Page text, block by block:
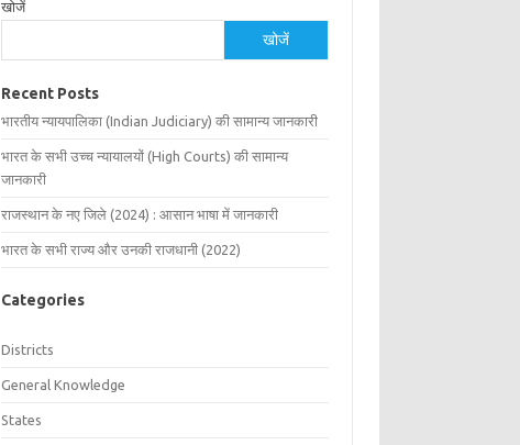
खोजें
खोजें
Recent Posts
भारतीय न्यायपालिका (Indian Judiciary) की सामान्य जानकारी
भारत के सभी उच्च न्यायालयों (High Courts) की सामान्य
जानकारी
राजस्थान के नए जिले (2024) : आसान भाषा में जानकारी
भारत के सभी राज्य और उनकी राजधानी (2022)
Categories
Districts
General Knowledge
States